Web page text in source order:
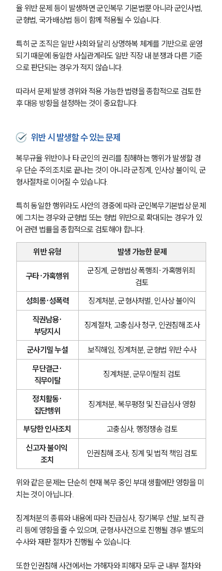
군전문변호사
소식/자료
언론보도
법률 블로그
법률서식
대륜법률상담예약
대륜법률상담예약
율 위반 문제 등이 발생하면 군인복무 기본법뿐 아니라 군인사법,
군형법, 국가배상법 등이 함께 적용될 수 있습니다.
특히 군 조직은 일반 사회와 달리 상명하복 체계를 기반으로 운영
되기 때문에 동일한 사실관계라도 일반 직장 내 분쟁과 다른 기준
으로 판단되는 경우가 적지 않습니다.
따라서 문제 발생 경위와 적용 가능한 법령을 종합적으로 검토한
후 대응 방향을 설정하는 것이 중요합니다.
위반 시 발생할 수 있는 문제
복무규율 위반이나 타 군인의 권리를 침해하는 행위가 발생할 경
우 단순 주의조치로 끝나는 것이 아니라 군징계, 인사상 불이익, 군
형사절차로 이어질 수 있습니다.
특히 동일한 행위라도 사안의 경중에 따라 군인복무기본법상 문제
에 그치는 경우와 군형법 또는 형법 위반으로 확대되는 경우가 있
어 관련 법률을 종합적으로 검토해야 합니다.
위반 유형 발생 가능한 문제
구타·가혹행위
군징계, 군형법상 폭행죄·가혹행위죄
검토
성희롱·성폭력
징계처분, 군형사처벌, 인사상 불이익
직권남용·
부당지시
징계절차, 고충심사 청구, 인권침해 조사
군사기밀 누설
보직해임, 징계처분, 군형법 위반 수사
무단결근·
직무이탈
징계처분, 군무이탈죄 검토
정치활동·
집단행위
징계처분, 복무평정 및 진급심사 영향
부당한 인사조치
고충심사, 행정쟁송 검토
신고자 불이익
조치
인권침해 조사, 징계 및 법적 책임 검토
위와 같은 문제는 단순히 현재 복무 중인 부대 생활에만 영향을 미
치는 것이 아닙니다.
징계처분의 종류와 내용에 따라 진급심사, 장기복무 선발, 보직 관
리 등에 영향을 줄 수 있으며, 군형사사건으로 진행될 경우 별도의
수사와 재판 절차가 진행될 수 있습니다.
또한 인권침해 사건에서는 가해자와 피해자 모두 군 내부 절차와